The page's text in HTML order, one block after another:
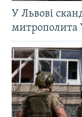
У Львові